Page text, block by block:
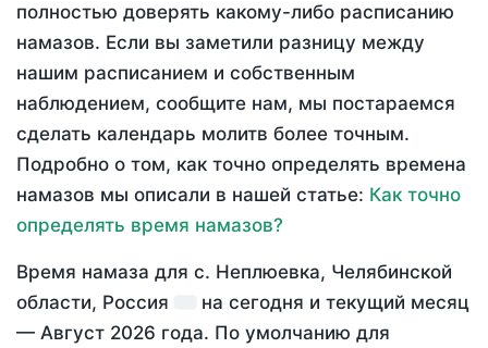
полностью доверять какому-либо расписанию
намазов. Если вы заметили разницу между
нашим расписанием и собственным
наблюдением, сообщите нам, мы постараемся
сделать календарь молитв более точным.
Подробно о том, как точно определять времена
намазов мы описали в нашей статье: Как точно
определять время намазов?
Время намаза для с. Неплюевка, Челябинской
области, Россия
на сегодня и текущий месяц
— Август 2026 года. По умолчанию для